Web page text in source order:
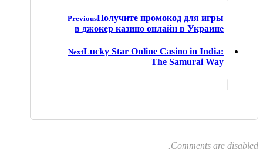
PreviousПолучите промокод для игры
в джокер казино онлайн в Украине
NextLucky Star Online Casino in India:
The Samurai Way
Comments are disabled.